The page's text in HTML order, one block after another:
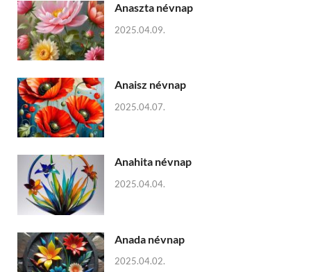
Anaszta névnap
2025.04.09.
Anaisz névnap
2025.04.07.
Anahita névnap
2025.04.04.
Anada névnap
2025.04.02.